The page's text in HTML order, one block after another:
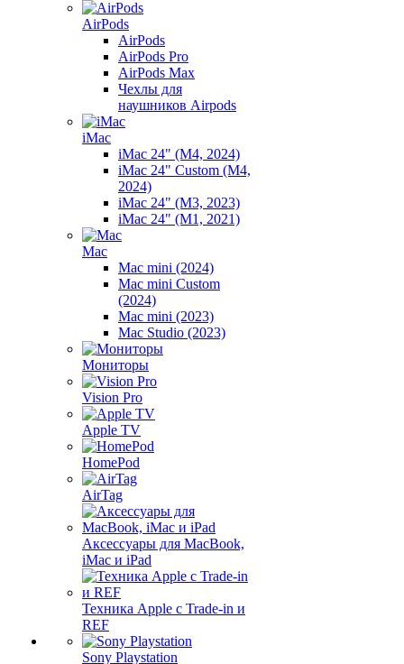
AirPods
AirPods
AirPods Pro
AirPods Max
Чехлы для
наушников Airpods
iMac
iMac 24" (M4, 2024)
iMac 24" Custom (M4,
2024)
iMac 24" (M3, 2023)
iMac 24" (M1, 2021)
Mac
Mac mini (2024)
Mac mini Custom
(2024)
Mac mini (2023)
Mac Studio (2023)
Мониторы
Vision Pro
Apple TV
HomePod
AirTag
Аксессуары для MacBook,
iMac и iPad
Техника Apple с Trade-in и
REF
Sony Playstation